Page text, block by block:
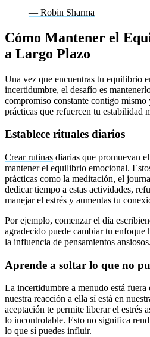
— Robin Sharma
Cómo Mantener el
a Largo Plazo
Una vez que encuentras tu equilibrio
incertidumbre, el desafío es
compromiso constante contigo
prácticas que refuercen tu estabilidad
Establece rituales diarios
Crear rutinas diarias que promuevan
mantener el equilibrio emocional.
prácticas como la meditación, el
dedicar tiempo a estas actividades,
manejar el estrés y aumentas tu
Por ejemplo, comenzar el día
agradecido puede cambiar tu
la influencia de pensamientos ansiosos.
Aprende a soltar lo que no
La incertidumbre a menudo está
nuestra reacción a ella sí está en
aceptación te permite liberar el estrés
lo incontrolable. Esto no significa
lo que sí puedes influir.